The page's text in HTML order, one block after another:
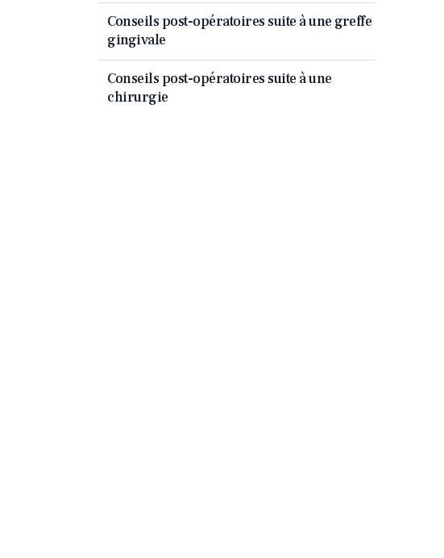
Conseils post-opératoires suite à une greffe
gingivale
Conseils post-opératoires suite à une
chirurgie